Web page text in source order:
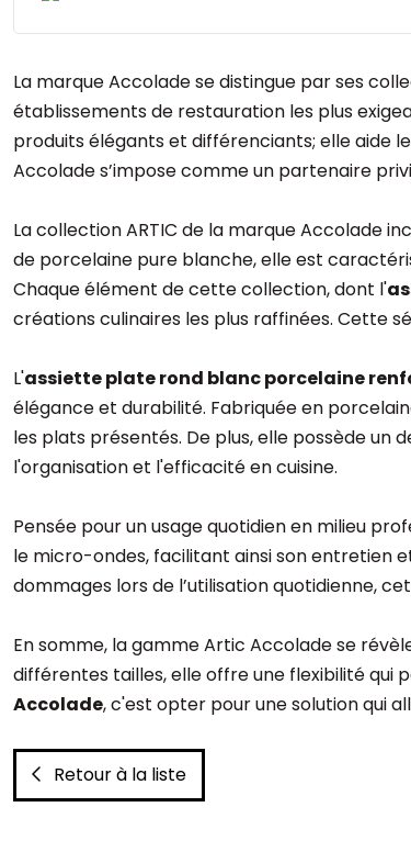
La marque Accolade se distingue par ses
établissements de restauration les plus
produits élégants et différenciants; elle aide
Accolade s’impose comme un partenaire
La collection ARTIC de la marque Accolade
de porcelaine pure blanche, elle est
Chaque élément de cette collection, dont l'
créations culinaires les plus raffinées. Cette
L'assiette plate rond blanc porcelaine
élégance et durabilité. Fabriquée en
les plats présentés. De plus, elle possède un
l'organisation et l'efficacité en cuisine.
Pensée pour un usage quotidien en milieu
le micro-ondes, facilitant ainsi son entretien
dommages lors de l’utilisation quotidienne,
En somme, la gamme Artic Accolade se
différentes tailles, elle offre une flexibilité qui
Accolade, c'est opter pour une solution qui
Retour à la liste